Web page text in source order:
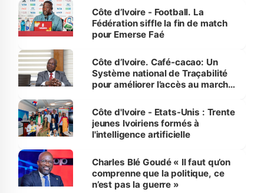
Côte d’Ivoire - Football. La
Fédération siffle la fin de match
pour Emerse Faé
Côte d’Ivoire. Café-cacao: Un
Système national de Traçabilité
pour améliorer l’accès au marché
Côte d'Ivoire - Etats-Unis : Trente
jeunes Ivoiriens formés à
l'intelligence artificielle
Charles Blé Goudé « Il faut qu’on
comprenne que la politique, ce
n’est pas la guerre »